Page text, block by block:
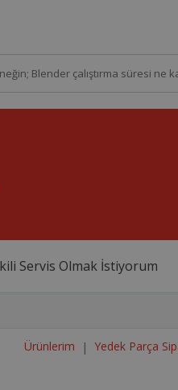
Servis Olmak İstiyorum
Ürünlerim Yedek Parça